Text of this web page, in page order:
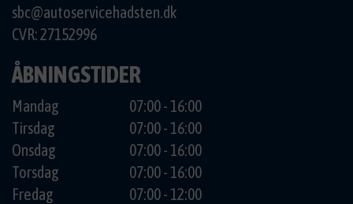
sbc@autoservicehadsten.dk
CVR: 27152996
ÅBNINGSTIDER
Mandag
07:00 - 16:00
Tirsdag
07:00 - 16:00
Onsdag
07:00 - 16:00
Torsdag
07:00 - 16:00
Fredag
07:00 - 12:00